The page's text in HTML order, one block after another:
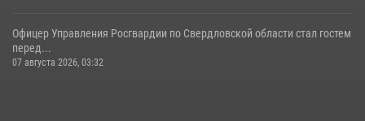
Офицер Управления Росгвардии по Свердловской области стал гостем
перед...
07 августа 2026, 03:32